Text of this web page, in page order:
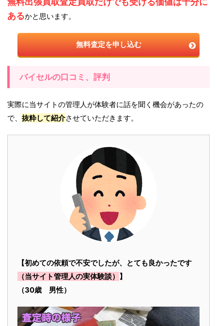
あるかと思います。
無料査定を申し込む
バイセルの口コミ、評判
実際に当サイトの管理人が体験者に話を聞く機会があったの
で、 抜粋して紹介させていただきます。
【初めての依頼で不安でしたが、とても良かったです
（当サイト管理人の実体験談） 】
（30歳 男性）